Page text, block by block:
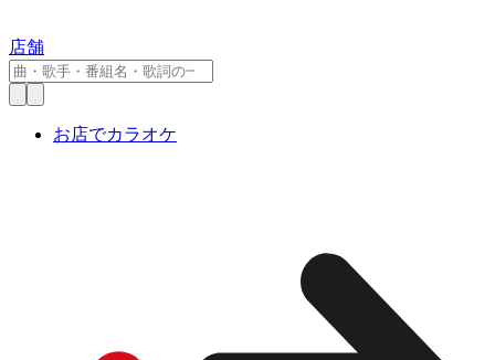
店舗
お店でカラオケ